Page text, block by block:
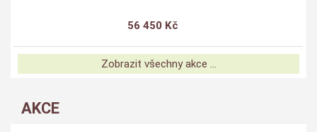
56 450 Kč
Zobrazit všechny akce ...
AKCE